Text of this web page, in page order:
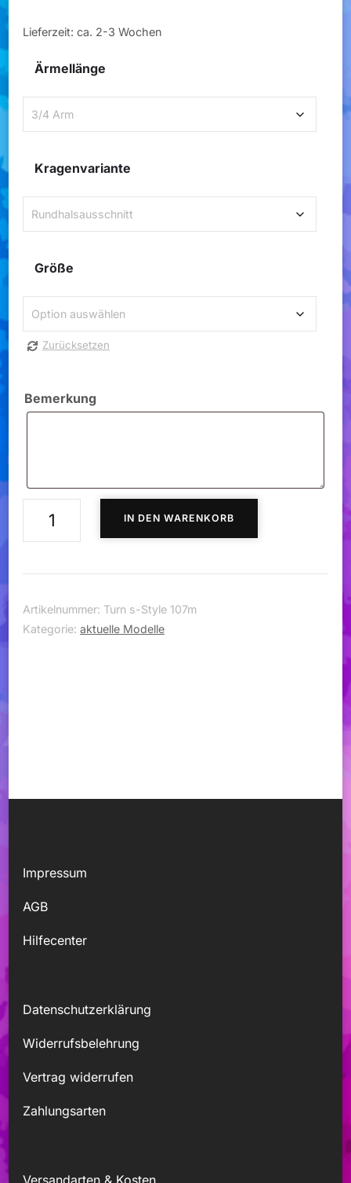
Lieferzeit: ca. 2-3 Wochen
Ärmellänge
Kragenvariante
Größe
Zurücksetzen
Bemerkung
107m
IN DEN WARENKORB
Artikelnummer: Turn s-Style 107m
Kategorie: aktuelle Modelle
Impressum
AGB
Hilfecenter
Datenschutzerklärung
Widerrufsbelehrung
Vertrag widerrufen
Zahlungsarten
Versandarten & Kosten